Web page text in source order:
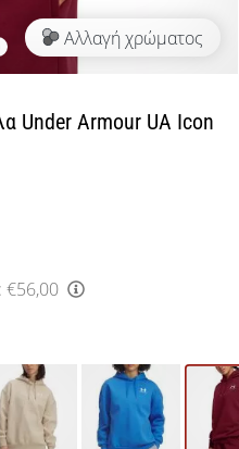
Αλλαγή χρώματος
Under Armour UA Icon
€56,00